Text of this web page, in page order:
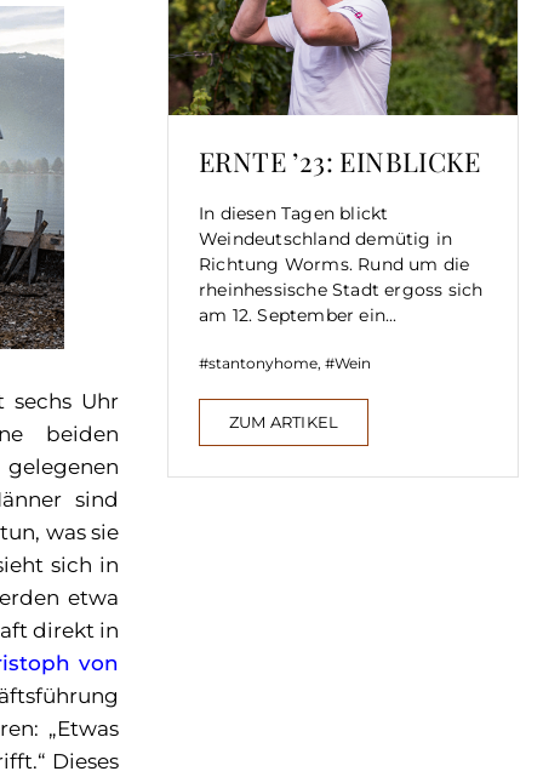
sechs Uhr
beiden
gelegenen
sind
was sie
sich in
etwa
direkt in
von
„Etwas
Dieses
ERNTE ’23: EINBLICKE
In diesen Tagen blickt
Weindeutschland demütig in
Richtung Worms. Rund um die
rheinhessische Stadt ergoss sich
am 12. September ein...
stantonyhome, Wein
ZUM ARTIKEL